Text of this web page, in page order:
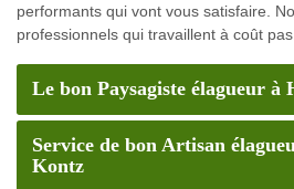
performants qui vont vous satisfaire.
professionnels qui travaillent à coût
Le bon Paysagiste élagueur à
Service de bon Artisan
Kontz